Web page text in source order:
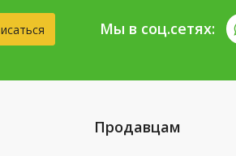
Мы в соц.сетях:
Продавцам